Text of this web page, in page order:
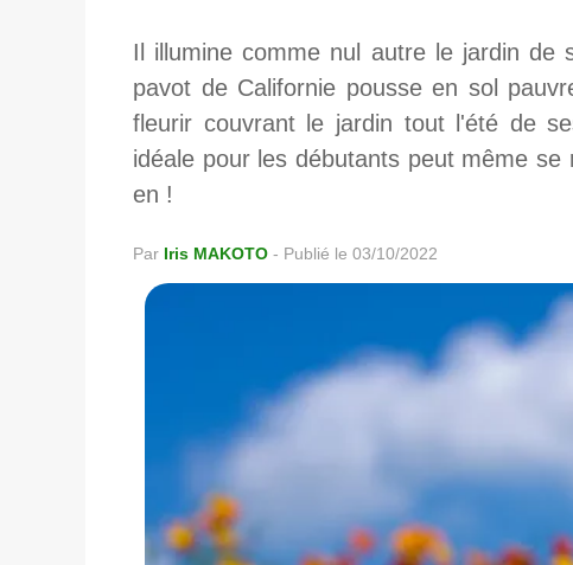
Il illumine comme nul autre le jardin de
pavot de Californie pousse en sol
fleurir couvrant le jardin tout l'été de
idéale pour les débutants peut même
en !
Par Iris MAKOTO - Publié le 03/10/2022